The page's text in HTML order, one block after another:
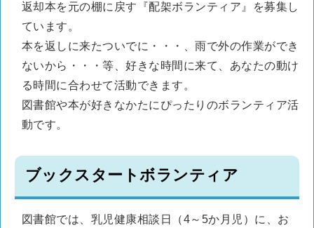
返却本を元の棚に戻す『配架ボランティア』を募集し
ています。
本を返しに来たついでに・・・、雨で外の作業ができ
ないから・・・等、好きな時間に来て、あなたの動け
る時間に合わせて活動できます。
図書館や本が好きなかたにぴったりのボランティア活
動です。
ブックスタートボランティア
図書館では、乳児健康相談日（4～5か月児）に、お